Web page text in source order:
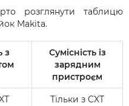
розглянути таблицю
Makita.
з
Сумісність із
зарядним
пристроєм
Тільки з CXT